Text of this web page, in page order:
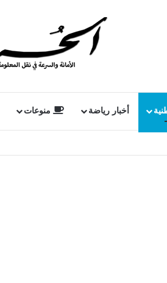
أخبار رياضة منوعات
وإفريقيا على ركح الحمامات